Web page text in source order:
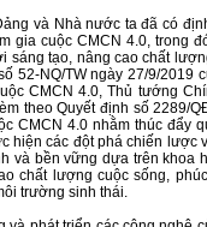
và Nhà nước ta đã có
gia cuộc CMCN 4.0, trong
sáng tạo, nâng cao chất
52-NQ/TW ngày 27/9/2019
CMCN 4.0, Thủ tướng
theo Quyết định số 2289/
CMCN 4.0 nhằm thúc đẩy
hiện các đột phá chiến lược
và bền vững dựa trên khoa
chất lượng cuộc sống,
trường sinh thái.